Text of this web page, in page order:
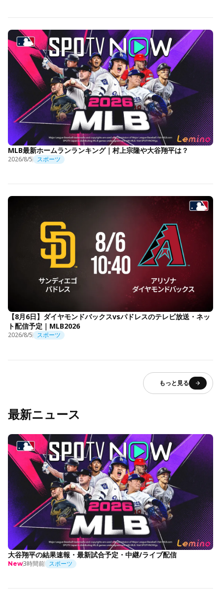
MLB最新ホームランランキング｜村上宗隆や大谷翔平は？
2026/8/5 スポーツ
【8月6日】ダイヤモンドバックスvsパドレスのテレビ放送・ネッ
ト配信予定｜MLB2026
2026/8/5 スポーツ
もっと見る
最新ニュース
大谷翔平の結果速報・最新試合予定・中継/ライブ配信
New3時間前 スポーツ